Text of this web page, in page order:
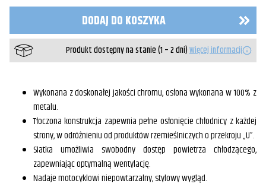
"Siatka"
112
DODAJ DO KOSZYKA
Produkt dostępny na stanie (1 – 2 dni)Więcej informacji
Wykonana z doskonałej jakości chromu, osłona wykonana w 100% z
metalu.
Tłoczona konstrukcja zapewnia pełne osłonięcie chłodnicy z każdej
strony, w odróżnieniu od produktów rzemieślniczych o przekroju „U”.
Siatka umożliwia swobodny dostęp powietrza chłodzącego,
zapewniając optymalną wentylację.
Nadaje motocyklowi niepowtarzalny, stylowy wygląd.